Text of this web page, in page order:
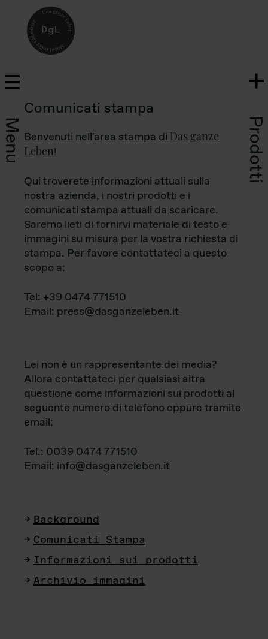
Menu Prodotti
Comunicati stampa
Benvenuti nell'area stampa di Das ganze
Leben!
Qui troverete informazioni attuali sulla
nostra azienda, i nostri prodotti e i
comunicati stampa attuali da scaricare.
Saremo lieti di fornirvi materiale di testo e
immagini su misura per la vostra richiesta di
stampa. Per favore contattateci a questo
scopo a:
Tel: +39 0474 771510
Email: press@dasganzeleben.it
Lei non è un rappresentante dei media?
Allora contattateci per qualsiasi altra
questione come informazioni sui prodotti al
seguente numero di telefono oppure tramite
email:
Tel.: 0039 0474 771510
Email: info@dasganzeleben.it
Background
Comunicati Stampa
Informazioni sui prodotti
Archivio immagini